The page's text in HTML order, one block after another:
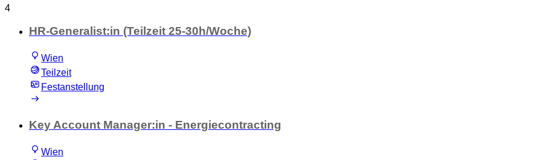
4
HR-Generalist:in (Teilzeit 25-30h/Woche)
Wien
Teilzeit
Festanstellung
Key Account Manager:in - Energiecontracting
Wien